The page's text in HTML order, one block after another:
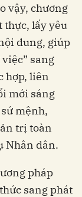
vậy, chương
lấy yêu
dung, giúp
sang
hợp, liên
mới sáng
mệnh,
trị toàn
Nhân dân.
pháp
sang phát